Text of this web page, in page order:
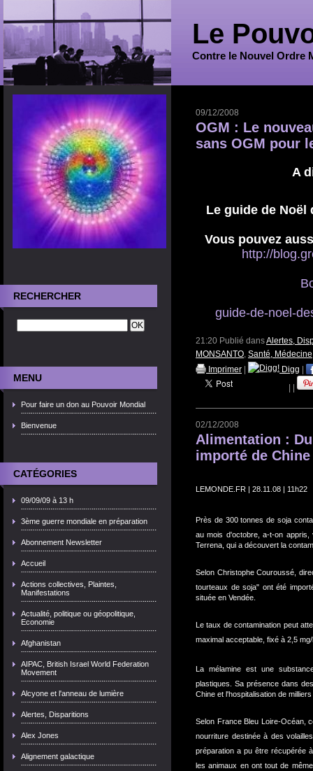
Le
Contre le Nouvel Ordre
RECHERCHER
MENU
Pour faire un don au Pouvoir Mondial
Bienvenue
CATÉGORIES
09/09/09 à 13 h
3ème guerre mondiale en préparation
Abonnement Newsletter
Accueil
Actions collectives, Plaintes,
Manifestations
Actualité, politique ou géopolitique,
Economie
Afghanistan
AIPAC, British Israel World Federation
Movement
Alcyone et l'anneau de lumière
Alertes, Disparitions
Alex Jones
Alignement galactique
09/12/2008
OGM : Le
sans OGM pour
A
Le guide de Noël
Vous pouvez
http://
guide-de-noel-
21:20 Publié dansAlertes,
MONSANTO, Santé, Médecine
Imprimer
Digg
02/12/2008
Alimentation :
importé de
LEMONDE.FR | 28.11.08 | 11h22
Près de 300 tonnes de soja
au mois d'octobre, a-t-on
Terrena, qui a découvert la
Selon Christophe Couroussé,
tourteaux de soja" ont été
située en Vendée.
Le taux de contamination peut
maximal acceptable, fixé à 2,5
La mélamine est une
plastiques. Sa présence dans
Chine et l'hospitalisation de
Selon France Bleu Loire-Océan,
nourriture destinée à des
préparation a pu être récupérée
les animaux en ont tout de